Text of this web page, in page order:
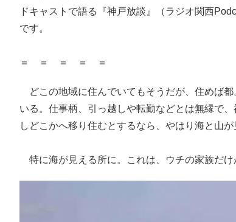
ドキャストで語る『神戸放談』（ラジオ関西
です。
＝ ＝ ＝ ＝ ＝
どこの地域に住んでいてもそうだが、住めば
いる。仕事柄、引っ越しや転勤などとは無縁で
しどこかへ移り住むとするなら、やはり海と山
特に海が見える所に。これは、ウチの家族だ